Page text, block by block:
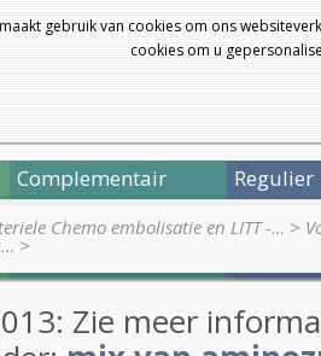
gebruik van cookies om ons
cookies om u
Complementair Regulier
Chemo embolisatie en LITT -… >
>
Zie meer